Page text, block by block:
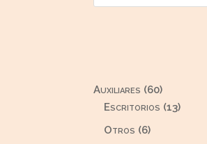
Auxiliares 6060
productos
Escritorios 1313
Otros 66